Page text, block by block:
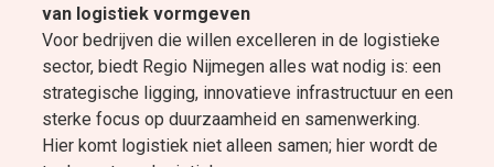
van logistiek vormgeven
Voor bedrijven die willen excelleren in de logistieke
sector, biedt Regio Nijmegen alles wat nodig is: een
strategische ligging, innovatieve infrastructuur en een
sterke focus op duurzaamheid en samenwerking.
Hier komt logistiek niet alleen samen; hier wordt de